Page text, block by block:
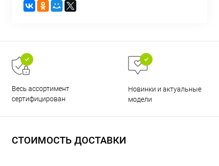
Весь ассортимент
сертифицирован
Новинки и актуальные
модели
СТОИМОСТЬ ДОСТАВКИ